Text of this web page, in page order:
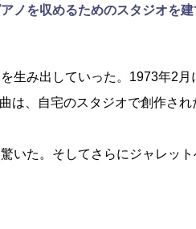
ノを収めるためのスタジオを建
生み出していった。1973年2月
は、自宅のスタジオで創作され
いた。そしてさらにジャレッ